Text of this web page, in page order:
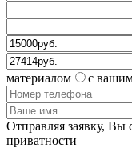
материалом
с
Отправляя заявку, Вы
приватности